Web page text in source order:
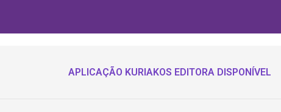
APLICAÇÃO KURIAKOS EDITORA DISPONÍVEL